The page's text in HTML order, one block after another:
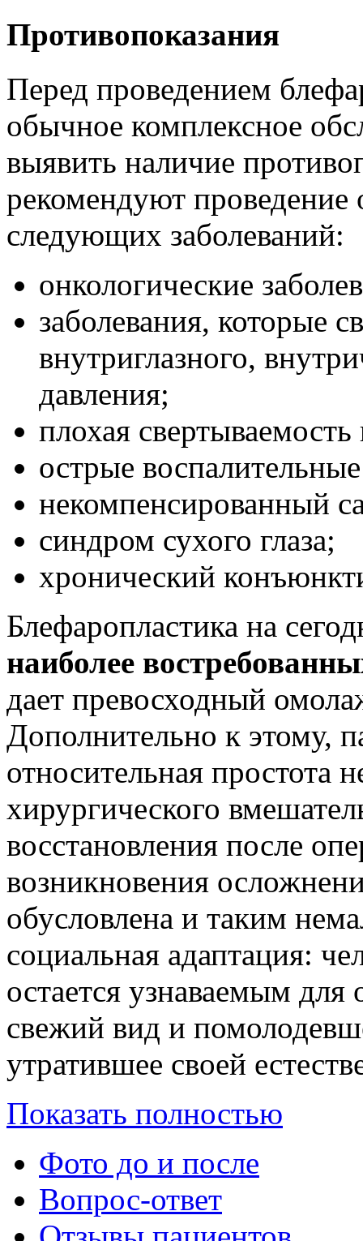
Противопоказания
Перед проведением
обычное комплексное
выявить наличие
рекомендуют
следующих заболеваний:
онкологические
заболевания, которые
внутриглазного,
давления;
плохая
острые
некомпенсированный
синдром сухого глаза;
хронический
Блефаропластика на
наиболее
дает превосходный
Дополнительно к этому,
относительная простота
хирургического
восстановления после
возникновения
обусловлена и таким
социальная адаптация:
остается узнаваемым
свежий вид и
утратившее своей
Показать полностью
Фото до и после
Вопрос-ответ